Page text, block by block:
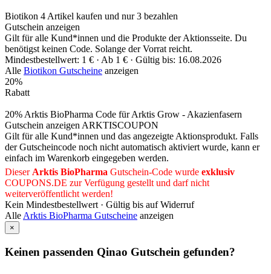
Biotikon 4 Artikel kaufen und nur 3 bezahlen
Gutschein anzeigen
Gilt für alle Kund*innen und die Produkte der Aktionsseite. Du
benötigst keinen Code. Solange der Vorrat reicht.
Mindestbestellwert: 1 € · Ab 1 € · Gültig bis: 16.08.2026
Alle Biotikon Gutscheine anzeigen
20%
Rabatt
20% Arktis BioPharma Code für Arktis Grow - Akazienfasern
Gutschein anzeigen ARKTISCOUPON
Gilt für alle Kund*innen und das angezeigte Aktionsprodukt. Falls
der Gutscheincode noch nicht automatisch aktiviert wurde, kann er
einfach im Warenkorb eingegeben werden.
Dieser Arktis BioPharma Gutschein-Code wurde exklusiv
COUPONS.DE zur Verfügung gestellt und darf nicht
weiterveröffentlicht werden!
Kein Mindestbestellwert · Gültig bis auf Widerruf
Alle Arktis BioPharma Gutscheine anzeigen
×
Keinen passenden Qinao Gutschein gefunden?